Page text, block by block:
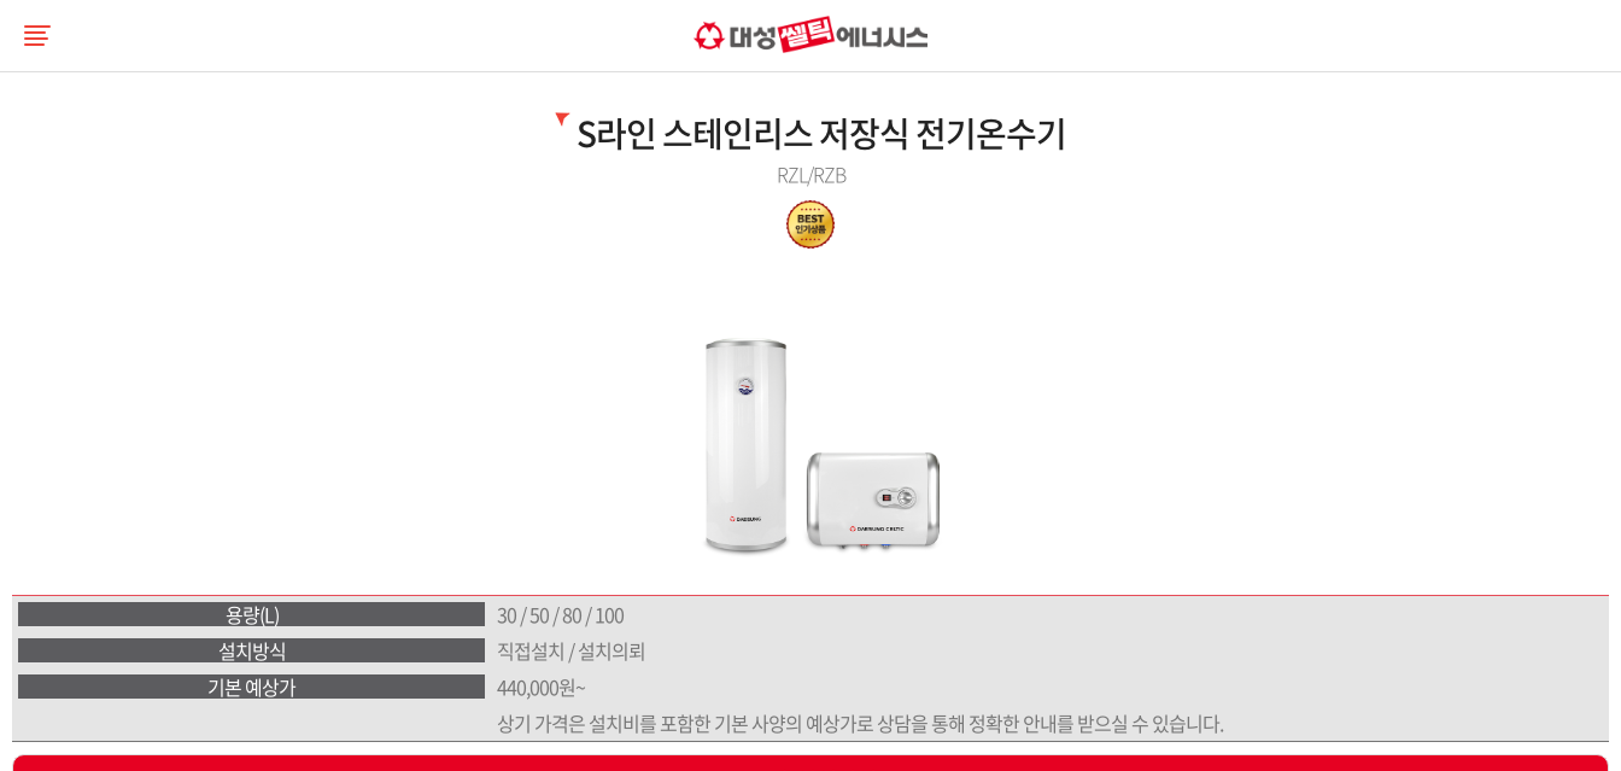
S라인 스테인리스 저장식 전기온수기
RZL/RZB
용량(L)
30 / 50 / 80 / 100
설치방식
직접설치 / 설치의뢰
기본 예상가
440,000원~
상기 가격은 설치비를 포함한 기본 사양의 예상가로 상담을 통해 정확한 안내를 받으실 수 있습니다.